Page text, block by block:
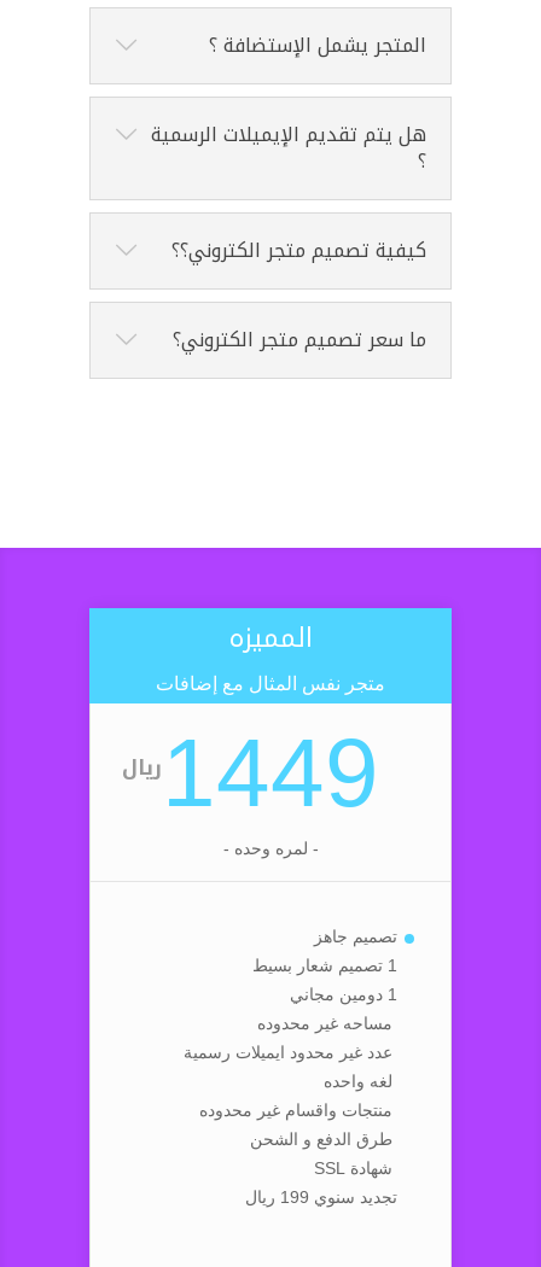
المتجر يشمل الإستضافة ؟
هل يتم تقديم الإيميلات الرسمية
؟
كيفية تصميم متجر الكتروني؟؟
ما سعر تصميم متجر الكتروني؟
المميزه
متجر نفس المثال مع إضافات
1449 ريال
- لمره وحده -
تصميم جاهز
1 تصميم شعار بسيط
1 دومين مجاني
مساحه غير محدوده
عدد غير محدود ايميلات رسمية
لغه واحده
منتجات واقسام غير محدوده
طرق الدفع و الشحن
شهادة SSL
تجديد سنوي 199 ريال